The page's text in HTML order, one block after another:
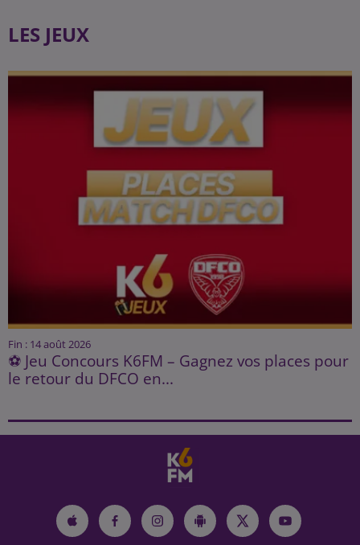
LES JEUX
Fin : 14 août 2026
⚽ Jeu Concours K6FM – Gagnez vos places pour
le retour du DFCO en...